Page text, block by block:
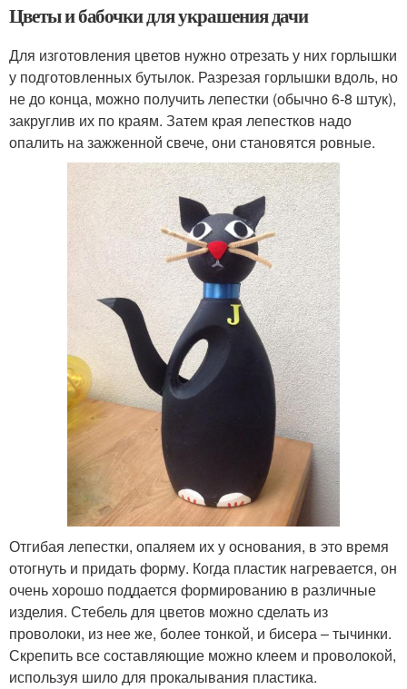
Цветы и бабочки для украшения дачи
Для изготовления цветов нужно отрезать у них горлышки
у подготовленных бутылок. Разрезая горлышки вдоль, но
не до конца, можно получить лепестки (обычно 6-8 штук),
закруглив их по краям. Затем края лепестков надо
опалить на зажженной свече, они становятся ровные.
Отгибая лепестки, опаляем их у основания, в это время
отогнуть и придать форму. Когда пластик нагревается, он
очень хорошо поддается формированию в различные
изделия. Стебель для цветов можно сделать из
проволоки, из нее же, более тонкой, и бисера – тычинки.
Скрепить все составляющие можно клеем и проволокой,
используя шило для прокалывания пластика.